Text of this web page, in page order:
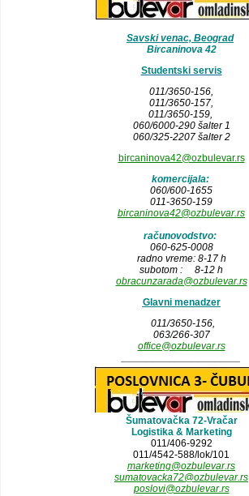
Savski venac, Beograd
Bircaninova 42
Studentski servis
011/3650-156,
011/3650-157,
011/3650-159,
060/6000-290 šalter 1
060/325-2207 šalter 2
bircaninova42@ozbulevar.rs
komercijala:
060/600-1655
011-3650-159
bircaninova42@ozbulevar.rs
računovodstvo:
060-625-0008
radno vreme: 8-17 h
subotom : 8-12 h
obracunzarada@ozbulevar.rs
Glavni menadzer
011/3650-156,
063/266-307
office@ozbulevar.rs
Šumatovačka 72-Vračar
Logistika & Marketing
011/406-9292
011/4542-588/lok/101
marketing@ozbulevar.rs
sumatovacka72@ozbulevar.rs
poslovi@ozbulevar.rs